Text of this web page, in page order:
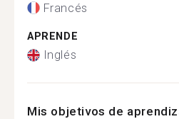
Francés
APRENDE
Inglés
Mis objetivos de